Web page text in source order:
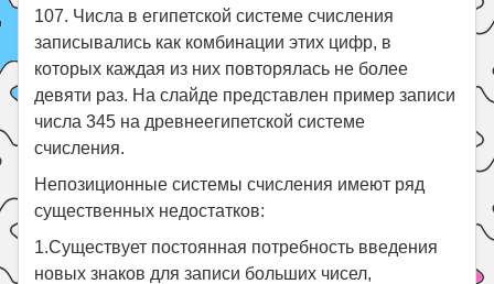
107. Числа в египетской системе счисления
записывались как комбинации этих цифр, в
которых каждая из них повторялась не более
девяти раз. На слайде представлен пример записи
числа 345 на древнеегипетской системе
счисления.
Непозиционные системы счисления имеют ряд
существенных недостатков:
1.Существует постоянная потребность введения
новых знаков для записи больших чисел,